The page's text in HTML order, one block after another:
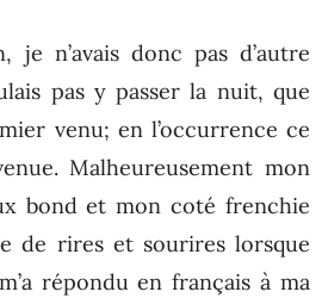
je n’avais donc pas d’autre
pas y passer la nuit, que
venu; en l’occurrence ce
Malheureusement mon
bond et mon coté frenchie
de rires et sourires lorsque
répondu en français à ma